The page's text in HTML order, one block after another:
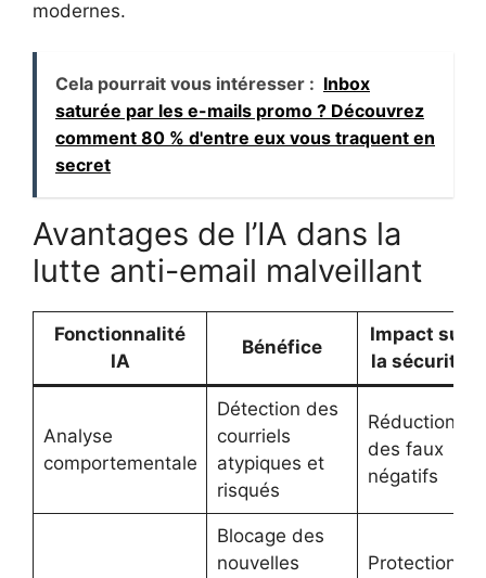
modernes.
Cela pourrait vous intéresser : Inbox
saturée par les e-mails promo ? Découvrez
comment 80 % d'entre eux vous traquent en
secret
Avantages de l’IA dans la
lutte anti-email malveillant
Fonctionnalité
IA
Bénéfice
Impact sur
la sécurité
Analyse
comportementale
Détection des
courriels
atypiques et
risqués
Réduction
des faux
négatifs
Blocage des
nouvelles
Protection